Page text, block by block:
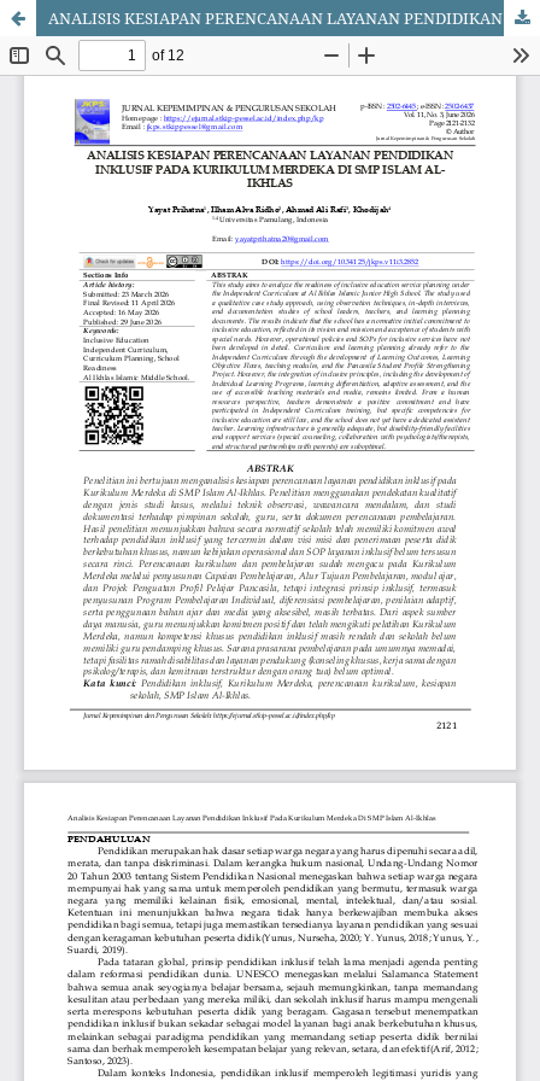
ANALISIS KESIAPAN PERENCANAAN LAYANAN PENDIDIKAN INKLUSIF PADA KURIKULUM MERDEKA DI SMP ISLAM AL-IKHLAS